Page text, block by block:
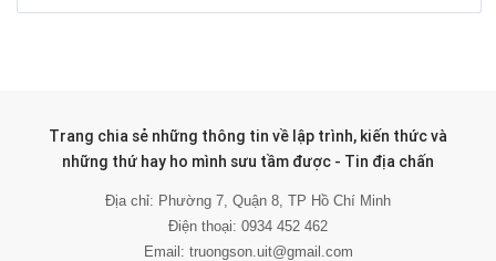
Trang chia sẻ những thông tin về lập trình, kiến thức và
những thứ hay ho mình sưu tầm được - Tin địa chấn
Địa chỉ: Phường 7, Quận 8, TP Hồ Chí Minh
Điện thoại: 0934 452 462
Email: truongson.uit@gmail.com